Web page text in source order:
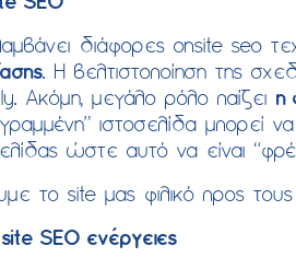
διάφορες onsite seo
. Η βελτιστοποίηση της
Ακόμη, μεγάλο ρόλο παίζει η
ιστοσελίδα μπορεί
ώστε αυτό να είναι
το site μας φιλικό προς
SEO ενέργειες